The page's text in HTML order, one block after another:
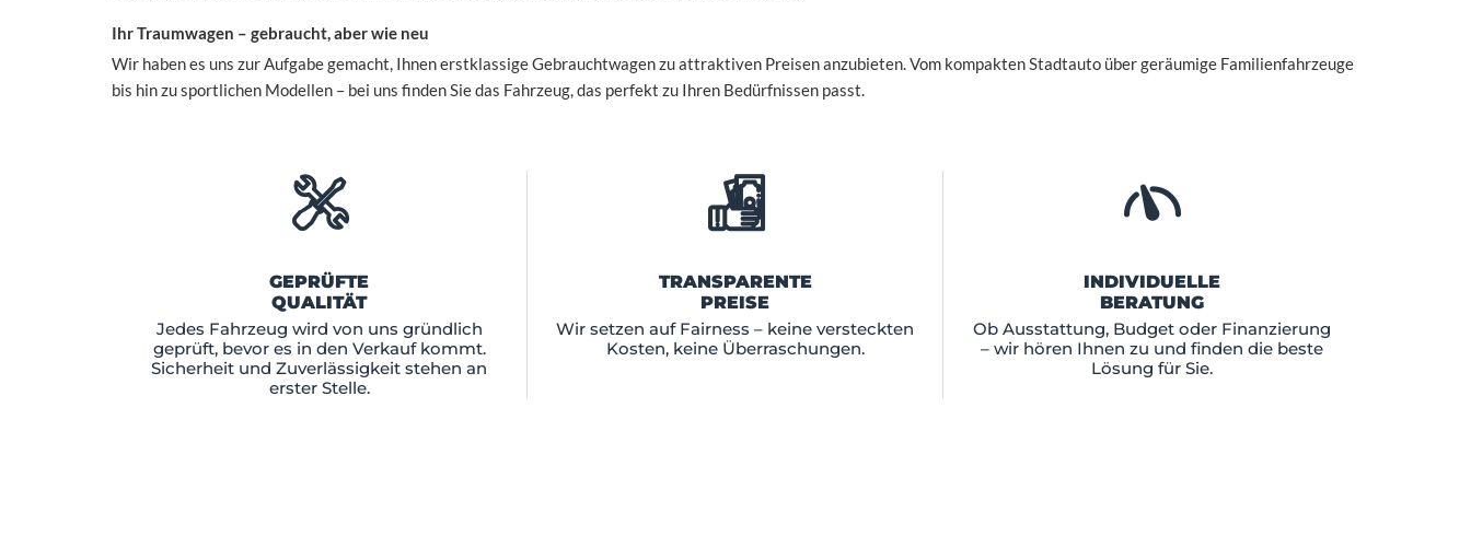
Ihr Traumwagen – gebraucht, aber wie neu
Wir haben es uns zur Aufgabe gemacht, Ihnen erstklassige Gebrauchtwagen zu attraktiven Preisen anzubieten. Vom kompakten Stadtauto über geräumige Familienfahrzeuge
bis hin zu sportlichen Modellen – bei uns finden Sie das Fahrzeug, das perfekt zu Ihren Bedürfnissen passt.
GEPRÜFTE
QUALITÄT
Jedes Fahrzeug wird von uns gründlich
geprüft, bevor es in den Verkauf kommt.
Sicherheit und Zuverlässigkeit stehen an
erster Stelle.
TRANSPARENTE
PREISE
Wir setzen auf Fairness – keine versteckten
Kosten, keine Überraschungen.
INDIVIDUELLE
BERATUNG
Ob Ausstattung, Budget oder Finanzierung
– wir hören Ihnen zu und finden die beste
Lösung für Sie.